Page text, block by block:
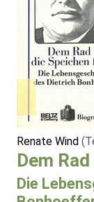
Renate Wind
Dem
Die